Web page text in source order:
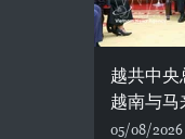
越共中央
越南与
05/08/2026